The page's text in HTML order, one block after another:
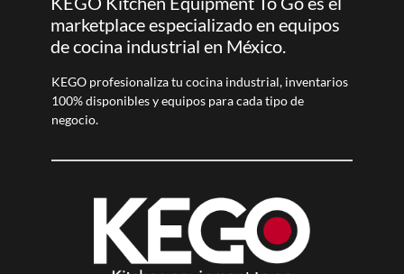
marketplace especializado en equipos
de cocina industrial en México.
KEGO profesionaliza tu cocina industrial, inventarios
100% disponibles y equipos para cada tipo de
negocio.